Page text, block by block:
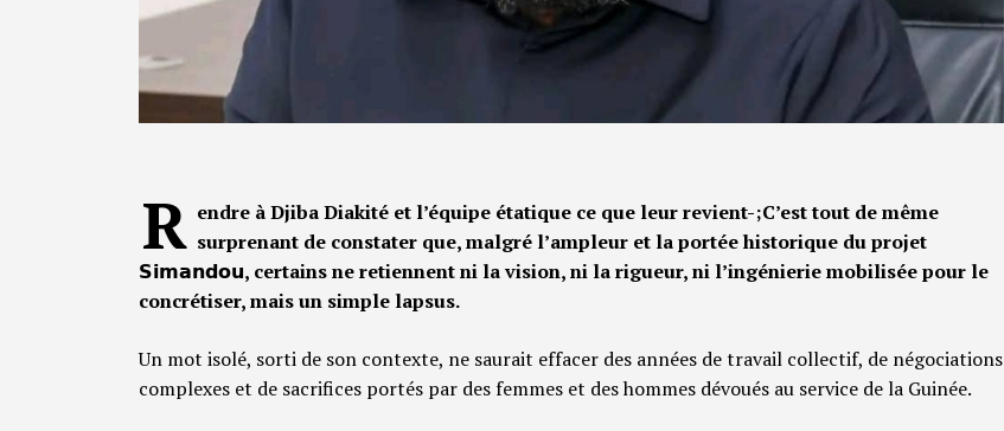
R endre à Djiba Diakité et l’équipe étatique ce que leur revient-;C’est tout de même
surprenant de constater que, malgré l’ampleur et la portée historique du projet
𝗦𝗶𝗺𝗮𝗻𝗱𝗼𝘂, certains ne retiennent ni la vision, ni la rigueur, ni l’ingénierie mobilisée pour le
concrétiser, mais un simple lapsus.
Un mot isolé, sorti de son contexte, ne saurait effacer des années de travail collectif, de négociations
complexes et de sacrifices portés par des femmes et des hommes dévoués au service de la Guinée.